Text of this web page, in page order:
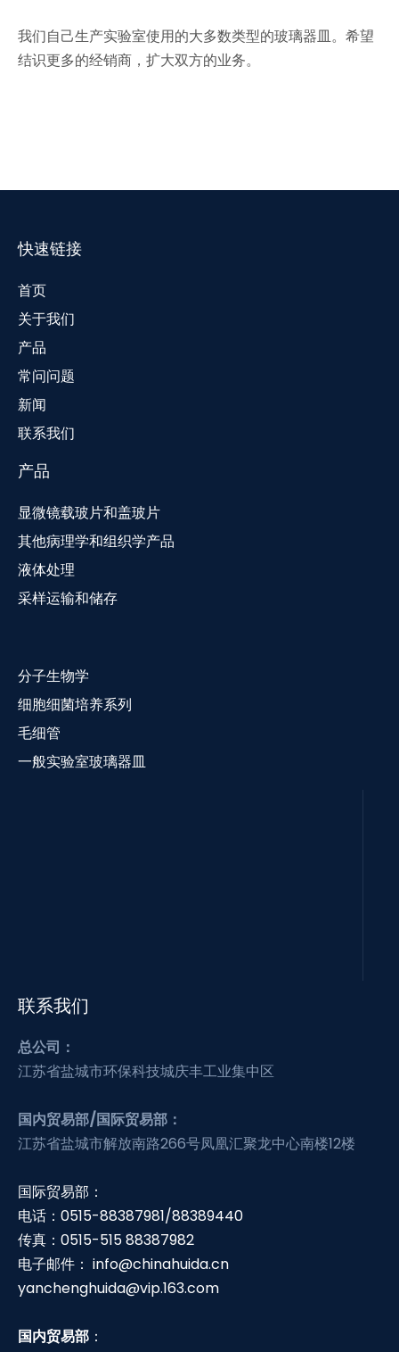
我们自己生产实验室使用的大多数类型的玻璃器皿。希望
结识更多的经销商，扩大双方的业务。
快速链接
首页
关于我们
产品
常问问题
新闻
联系我们
产品
显微镜载玻片和盖玻片
其他病理学和组织学产品
液体处理
采样运输和储存
分子生物学
细胞细菌培养系列
毛细管
一般实验室玻璃器皿
联系我们
总公司：
江苏省盐城市环保科技城庆丰工业集中区
国内贸易部/国际贸易部：
江苏省盐城市解放南路266号凤凰汇聚龙中心南楼12楼
国际贸易部：
电话：0515-88387981/88389440
传真：0515-515 88387982
电子邮件： info@chinahuida.cn
yanchenghuida@vip.163.com
国内贸易部 ：